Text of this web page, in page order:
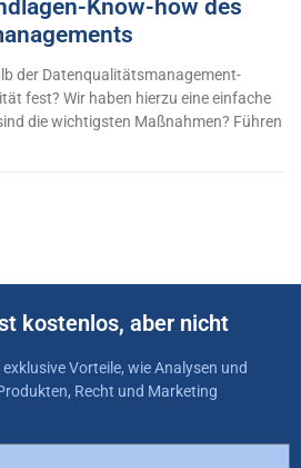
Know-how des
der Datenqualitätsmanagement-
fest? Wir haben hierzu eine einfache
die wichtigsten Maßnahmen? Führen
kostenlos, aber nicht
Vorteile, wie Analysen und
Recht und Marketing